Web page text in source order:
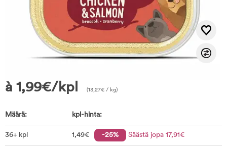
à 1,99€/kpl (13,27€ / kg)
Määrä: kpl-hinta:
36+ kpl 1,49€ -25% Säästä jopa 17,91€